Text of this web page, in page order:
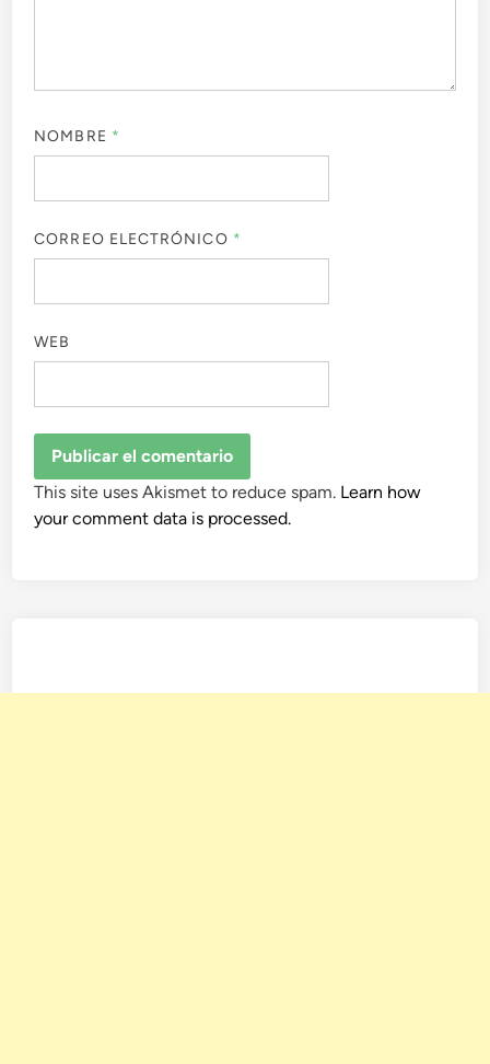
NOMBRE *
CORREO ELECTRÓNICO *
WEB
This site uses Akismet to reduce spam. Learn how
your comment data is processed.